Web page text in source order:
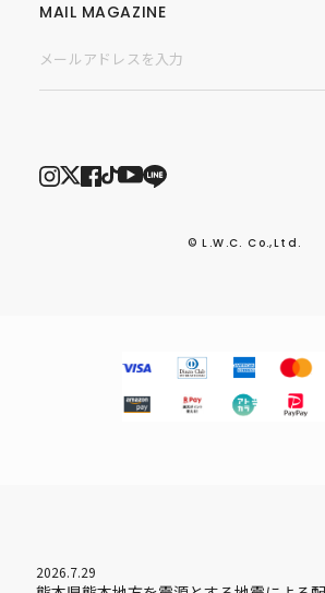
2026.7.29
MAIL MAGAZINE
© L.W.C. Co.,Ltd.